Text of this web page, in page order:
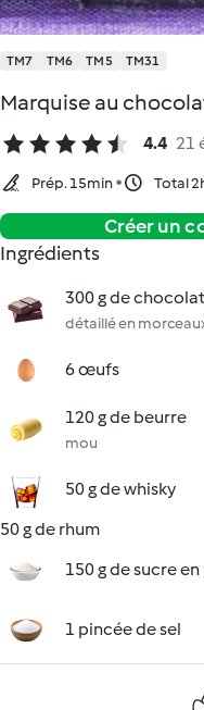
TM7 TM6 TM5 TM31
Marquise au
4.4 21
Prép. 15min Total
Créer un
Ingrédients
300 g de
détaillé en
6 œufs
120 g de beurre
mou
50 g de whisky
50 g de rhum
150 g de sucre
1 pincée de sel